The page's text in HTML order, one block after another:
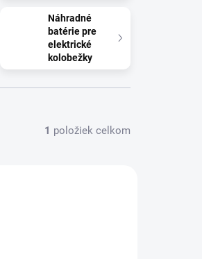
Náhradné
batérie pre
elektrické
kolobežky
1 položiek celkom